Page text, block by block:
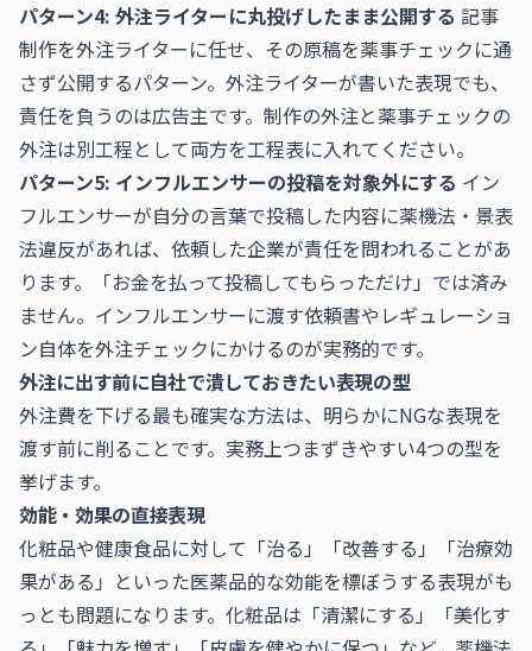
パターン4: 外注ライターに丸投げしたまま公開する 記事
制作を外注ライターに任せ、その原稿を薬事チェックに通
さず公開するパターン。外注ライターが書いた表現でも、
責任を負うのは広告主です。制作の外注と薬事チェックの
外注は別工程として両方を工程表に入れてください。
パターン5: インフルエンサーの投稿を対象外にする イン
フルエンサーが自分の言葉で投稿した内容に薬機法・景表
法違反があれば、依頼した企業が責任を問われることがあ
ります。「お金を払って投稿してもらっただけ」では済み
ません。インフルエンサーに渡す依頼書やレギュレーショ
ン自体を外注チェックにかけるのが実務的です。
外注に出す前に自社で潰しておきたい表現の型
外注費を下げる最も確実な方法は、明らかにNGな表現を
渡す前に削ることです。実務上つまずきやすい4つの型を
挙げます。
効能・効果の直接表現
化粧品や健康食品に対して「治る」「改善する」「治療効
果がある」といった医薬品的な効能を標ぼうする表現がも
っとも問題になります。化粧品は「清潔にする」「美化す